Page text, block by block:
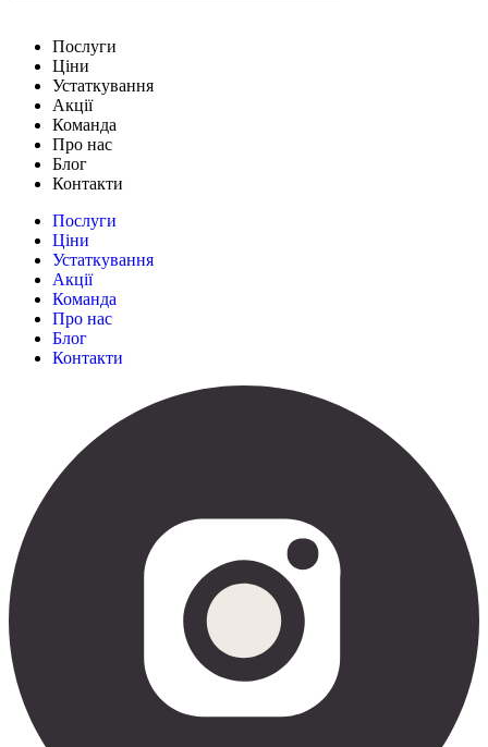
Послуги
Ціни
Устаткування
Акції
Команда
Про нас
Блог
Контакти
Послуги
Ціни
Устаткування
Акції
Команда
Про нас
Блог
Контакти